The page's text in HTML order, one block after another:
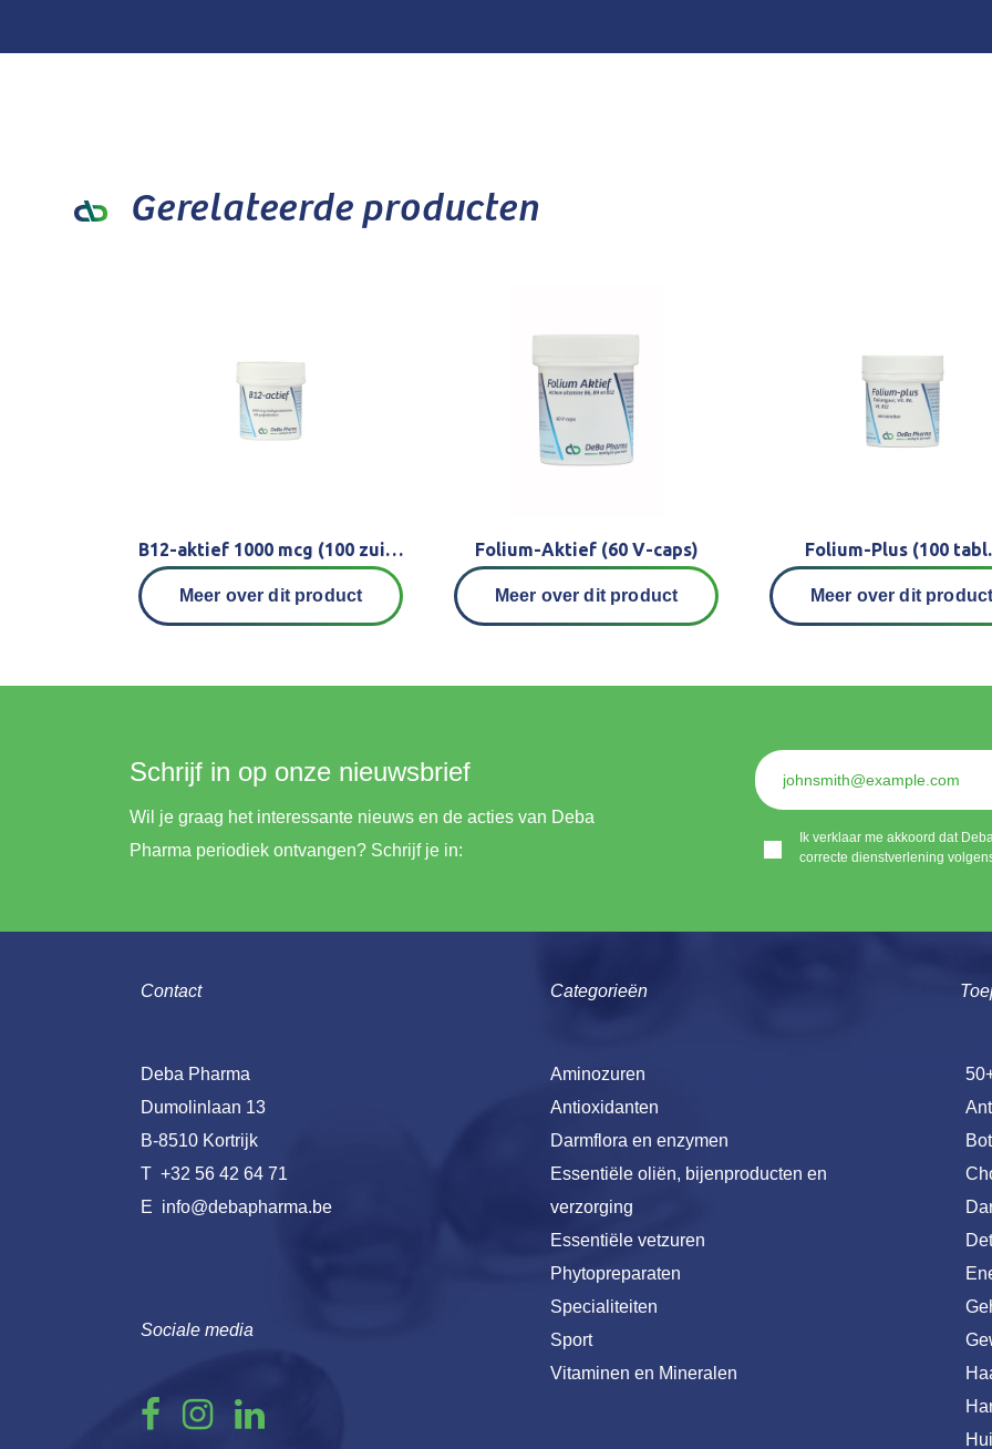
Gerelateerde producten
B12-aktief 1000 mcg (100 zuigtabletten)
Meer over dit product
Folium-Aktief (60 V-caps)
Meer over dit product
Folium-Plus (100
Meer over dit
Ik verklaar me akkoord dat
correcte dienstverlening
Schrijf in op onze nieuwsbrief
Wil je graag het interessante nieuws en de acties van Deba
Pharma periodiek ontvangen? Schrijf je in:
Contact
Deba Pharma
Dumolinlaan 13
B-8510 Kortrijk
T +32 56 42 64 71
E info@debapharma.be
Categorieën
Aminozuren
Antioxidanten
Darmflora en enzymen
Essentiële oliën, bijenproducten en
verzorging
Essentiële vetzuren
Phytopreparaten
Specialiteiten
Sport
Vitaminen en Mineralen
Sociale media